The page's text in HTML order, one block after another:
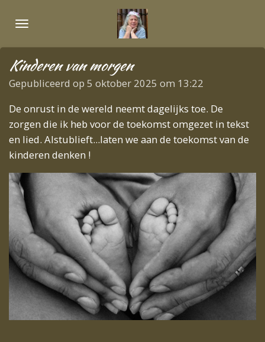
direct
de
hoofdinhoud
Kinderen van morgen
Gepubliceerd op 5 oktober 2025 om 13:22
De onrust in de wereld neemt dagelijks toe. De
zorgen die ik heb voor de toekomst omgezet in tekst
en lied. Alstublieft...laten we aan de toekomst van de
kinderen denken !